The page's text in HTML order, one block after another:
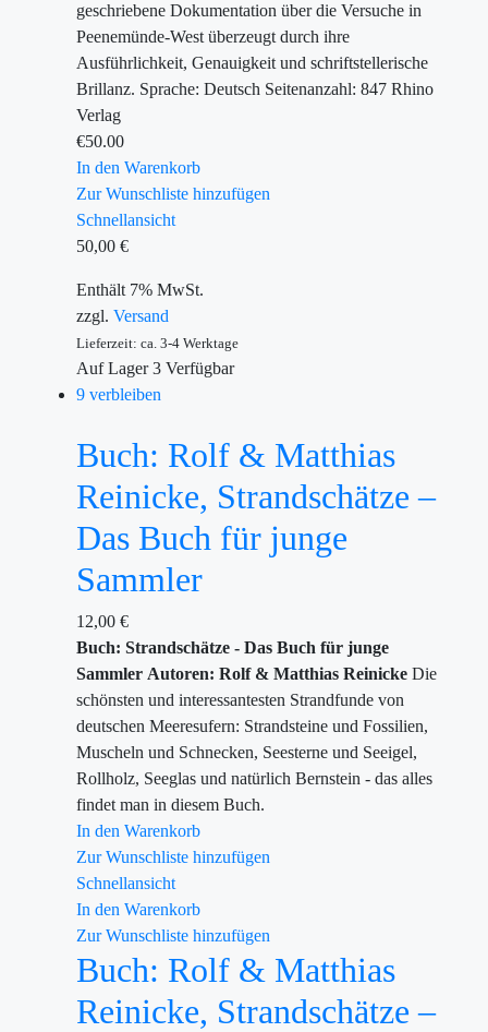
geschriebene Dokumentation über die Versuche in
Peenemünde-West überzeugt durch ihre
Ausführlichkeit, Genauigkeit und schriftstellerische
Brillanz. Sprache: Deutsch Seitenanzahl: 847 Rhino
Verlag
€50.00
In den Warenkorb
Zur Wunschliste hinzufügen
Schnellansicht
50,00 €
Enthält 7% MwSt.
zzgl. Versand
Lieferzeit: ca. 3-4 Werktage
Auf Lager3 Verfügbar
9 verbleiben
Buch: Rolf & Matthias
Reinicke, Strandschätze –
Das Buch für junge
Sammler
12,00 €
Buch: Strandschätze - Das Buch für junge
Sammler Autoren: Rolf & Matthias Reinicke Die
schönsten und interessantesten Strandfunde von
deutschen Meeresufern: Strandsteine und Fossilien,
Muscheln und Schnecken, Seesterne und Seeigel,
Rollholz, Seeglas und natürlich Bernstein - das alles
findet man in diesem Buch.
In den Warenkorb
Zur Wunschliste hinzufügen
Schnellansicht
In den Warenkorb
Zur Wunschliste hinzufügen
Buch: Rolf & Matthias
Reinicke, Strandschätze –